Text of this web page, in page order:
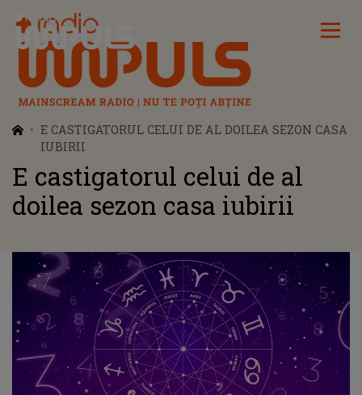
Radio Impuls
E CASTIGATORUL CELUI DE AL DOILEA SEZON CASA
IUBIRII
E castigatorul celui de al
doilea sezon casa iubirii